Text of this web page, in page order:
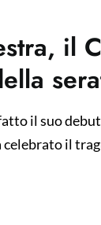
il
il suo
il